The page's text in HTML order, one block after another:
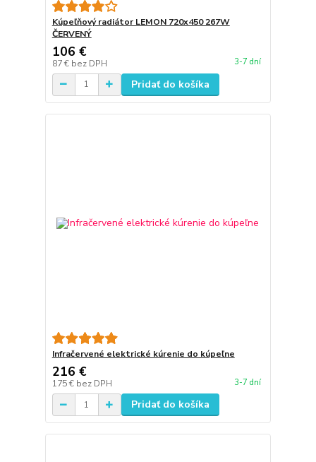
Kúpeľňový radiátor LEMON 720x450 267W
ČERVENÝ
106 €
87 € bez DPH 3-7 dní
Pridať do košíka
Infračervené elektrické kúrenie do kúpeľne
216 €
175 € bez DPH 3-7 dní
Pridať do košíka